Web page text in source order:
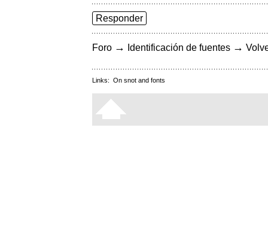
Responder
Foro → Identificación de fuentes →
Links: On snot and fonts